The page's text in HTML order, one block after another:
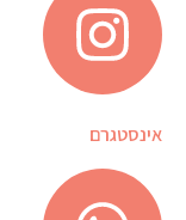
אינסטגרם